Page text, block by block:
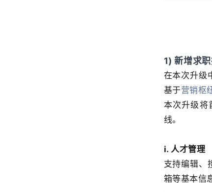
1) 新增求
在本次升级
基于营销枢
本次升级将
线。
i. 人才管理
支持编辑、
箱等基本信